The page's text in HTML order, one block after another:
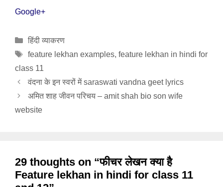
Google+
Categories
हिंदी व्याकरण
Tags
feature lekhan examples, feature lekhan in hindi for
class 11
वंदना के इन स्वरों में saraswati vandna geet lyrics
अमित शाह जीवन परिचय – amit shah bio son wife
website
29 thoughts on “फीचर लेखन क्या है
Feature lekhan in hindi for class 11